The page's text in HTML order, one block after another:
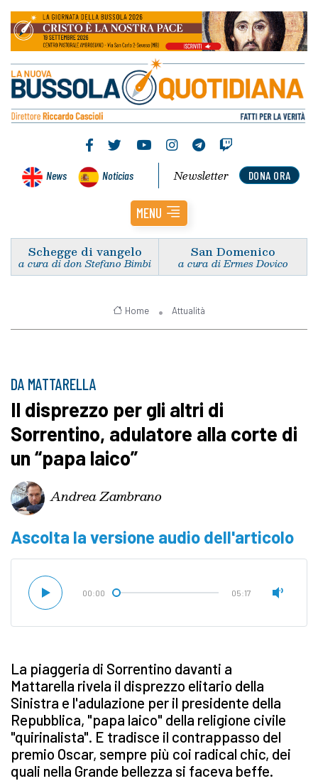
News Noticias DONA ORA
Newsletter
MENU
Schegge di vangelo
a cura di don Stefano Bimbi
San Domenico
a cura di Ermes Dovico
Home Attualità
DA MATTARELLA
Il disprezzo per gli altri di
Sorrentino, adulatore alla corte di
un “papa laico”
Andrea Zambrano
Ascolta la versione audio dell'articolo
00:00 05:17
La piaggeria di Sorrentino davanti a
Mattarella rivela il disprezzo elitario della
Sinistra e l'adulazione per il presidente della
Repubblica, "papa laico" della religione civile
"quirinalista". E tradisce il contrappasso del
premio Oscar, sempre più coi radical chic, dei
quali nella Grande bellezza si faceva beffe.